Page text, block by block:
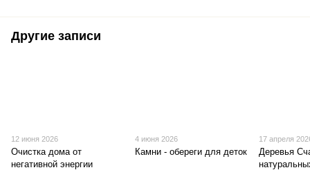
Другие записи
12 июня 2026
Очистка дома от
негативной энергии
4 июня 2026
Камни - обереги для деток
17 апреля
Деревья